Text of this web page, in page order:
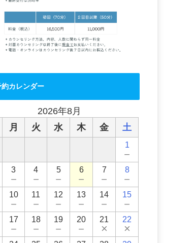
約カレンダー
2026年8月
月 火 水 木 金 土
1
－
3
－
4
－
5
－
6
－
7
－
8
－
10
－
11
－
12
－
13
－
14
－
15
－
17
－
18
－
19
－
20
－
21
×
22
×